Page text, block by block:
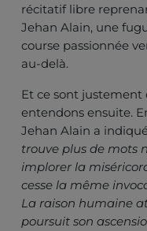
récitatif libre
Jehan Alain, une
course passionnée
au-delà.
Et ce sont justement
entendons ensuite.
Jehan Alain a
trouve plus de mots
implorer la
cesse la même
La raison humaine
poursuit son